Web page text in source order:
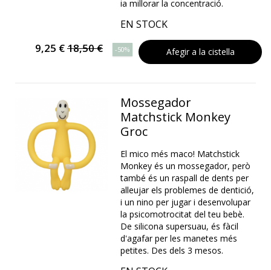
ia millorar la concentració.
EN STOCK
9,25 €18,50 € -50% Afegir a la cistella
Mossegador
Matchstick Monkey
Groc
El mico més maco! Matchstick
Monkey és un mossegador, però
també és un raspall de dents per
alleujar els problemes de dentició,
i un nino per jugar i desenvolupar
la psicomotrocitat del teu bebè.
De silicona supersuau, és fàcil
d'agafar per les manetes més
petites. Des dels 3 mesos.